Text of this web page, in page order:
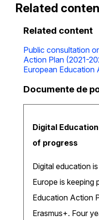
Related
Related content
Public consultation
Action Plan (2021-
European Education
Documente de
Digital
of progress
Digital education
Europe is keeping
Education Action
Erasmus+. Four